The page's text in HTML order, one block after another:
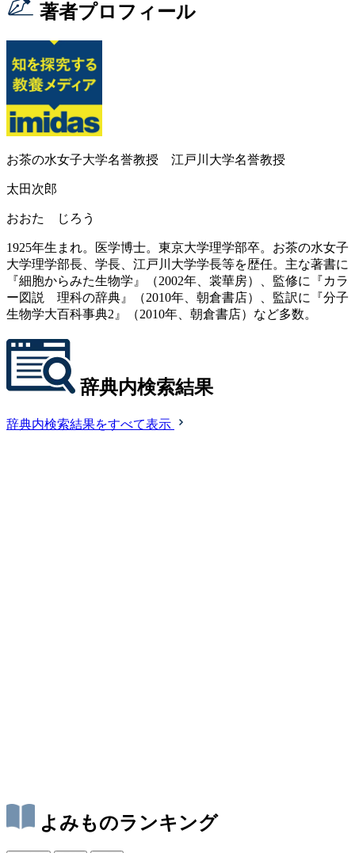
著者プロフィール
お茶の水女子大学名誉教授 江戸川大学名誉教授
太田次郎
おおた じろう
1925年生まれ。医学博士。東京大学理学部卒。お茶の水女子
大学理学部長、学長、江戸川大学学長等を歴任。主な著書に
『細胞からみた生物学』（2002年、裳華房）、監修に『カラ
ー図説 理科の辞典』（2010年、朝倉書店）、監訳に『分子
生物学大百科事典2』（2010年、朝倉書店）など多数。
辞典内検索結果
辞典内検索結果をすべて表示
よみものランキング